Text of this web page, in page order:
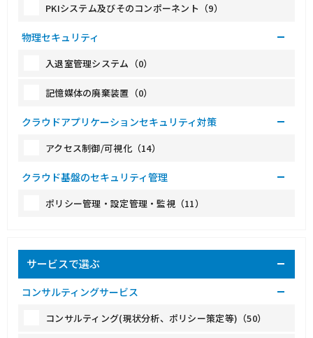
PKIシステム及びそのコンポーネント（9）
物理セキュリティ
入退室管理システム（0）
記憶媒体の廃棄装置（0）
クラウドアプリケーションセキュリティ対策
アクセス制御/可視化（14）
クラウド基盤のセキュリティ管理
ポリシー管理・設定管理・監視（11）
サービスで選ぶ
コンサルティングサービス
コンサルティング(現状分析、ポリシー策定等)（50）